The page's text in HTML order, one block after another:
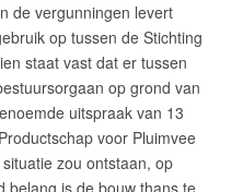
de vergunningen levert
op tussen de Stichting
staat vast dat er tussen
op grond van
uitspraak van 13
voor Pluimvee
zou ontstaan, op